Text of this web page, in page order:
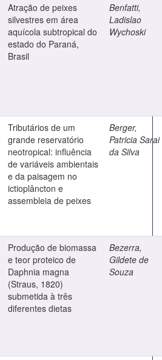
Atração de peixes
silvestres em área
aquícola subtropical do
estado do Paraná,
Brasil
Benfatti,
Ladislao
Wychoski
Tributários de um
grande reservatório
neotropical: influência
de variáveis ambientais
e da paisagem no
ictioplâncton e
assembleia de peixes
Berger,
Patricia Sarai
da Silva
Produção de biomassa
e teor proteico de
Daphnia magna
(Straus, 1820)
submetida à três
diferentes dietas
Bezerra,
Gildete de
Souza